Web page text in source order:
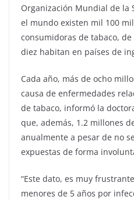
Organización Mundial de la
el mundo existen mil 100
consumidoras de tabaco,
diez habitan en países de
Cada año, más de ocho
causa de enfermedades
de tabaco, informó la
que, además, 1.2 millones
anualmente a pesar de no
expuestas de forma
“Este dato, es muy
menores de 5 años por